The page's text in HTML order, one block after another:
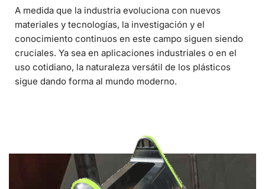
A medida que la industria evoluciona con nuevos
materiales y tecnologías, la investigación y el
conocimiento continuos en este campo siguen siendo
cruciales. Ya sea en aplicaciones industriales o en el
uso cotidiano, la naturaleza versátil de los plásticos
sigue dando forma al mundo moderno.